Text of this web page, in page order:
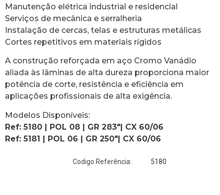
Manutenção elétrica industrial e residencial
Serviços de mecânica e serralheria
Instalação de cercas, telas e estruturas metálicas
Cortes repetitivos em materiais rígidos
A construção reforçada em aço Cromo Vanádio
aliada às lâminas de alta dureza proporciona maior
potência de corte, resistência e eficiência em
aplicações profissionais de alta exigência.
Modelos Disponíveis:
Ref: 5180 | POL 08 | GR 283″| CX 60/06
Ref: 5181 | POL 06 | GR 250″| CX 60/06
Codigo Referência: 5180